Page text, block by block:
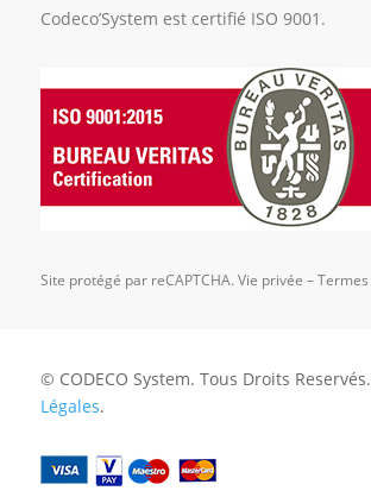
Codeco’System est certifié ISO 9001.
Site protégé par reCAPTCHA. Vie privée –Termes
© CODECO System. Tous Droits Reservés.
Légales.